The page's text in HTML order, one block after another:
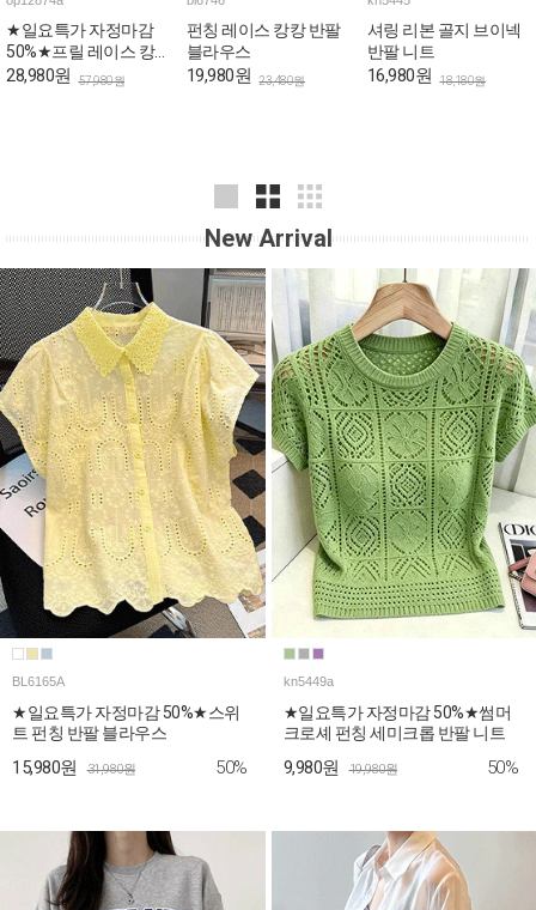
★일요특가 자정마감
50%★프릴 레이스 캉
캉 로맨틱 민소매 원피
28,980원 57,980원
펀칭 레이스 캉캉 반팔
블라우스
19,980원 23,480원
셔링 리본 골지 브이넥
반팔 니트
16,980원 18,180원
New Arrival
BL6165A
★일요특가 자정마감 50%★스위
트 펀칭 반팔 블라우스
15,980원 31,980원 50%
kn5449a
★일요특가 자정마감 50%★썸머
크로셰 펀칭 세미크롭 반팔 니트
9,980원 19,980원 50%